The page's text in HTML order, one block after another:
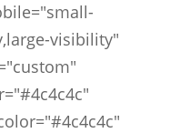
visibility"